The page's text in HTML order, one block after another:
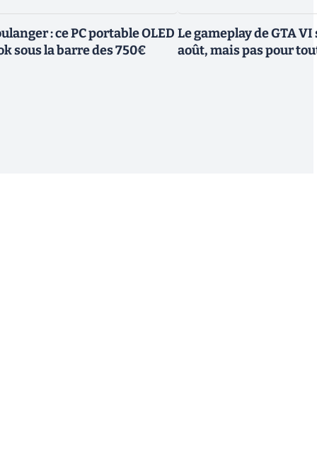
: ce PC portable OLED
sous la barre des 750€
Le gameplay de GTA
août, mais pas pour